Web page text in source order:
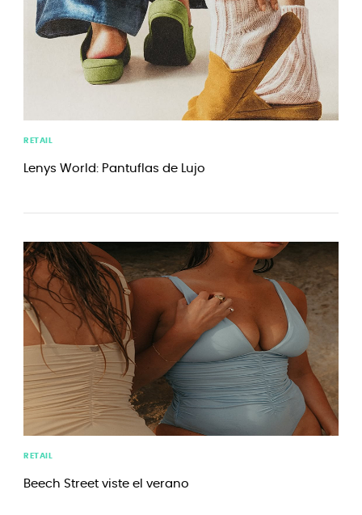
RETAIL
Lenys World: Pantuflas de Lujo
RETAIL
Beech Street viste el verano